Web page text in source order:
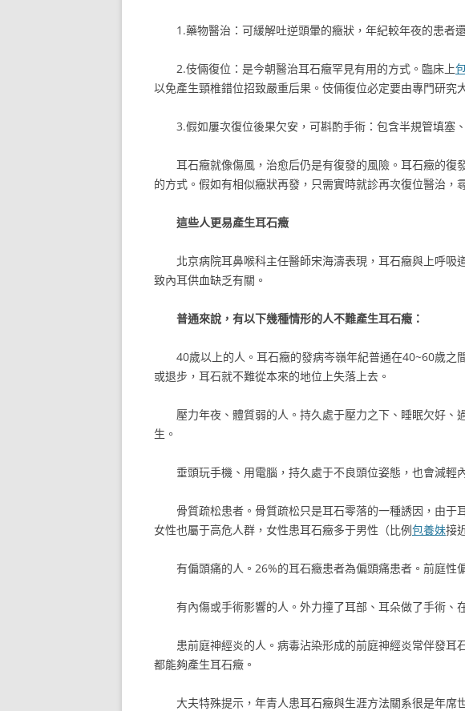
1.藥物醫治：可緩解吐逆頭暈的癥狀，年紀較年夜的患者
2.伎倆復位：是今朝醫治耳石癥罕見有用的方式。臨床上
以免產生頸椎錯位招致嚴重后果。伎倆復位必定要由專門研究
3.假如屢次復位後果欠安，可斟酌手術：包含半規管填塞
耳石癥就像傷風，治愈后仍是有復發的風險。耳石癥的
的方式。假如有相似癥狀再發，只需實時就診再次復位醫治，
這些人更易產生耳石癥
北京病院耳鼻喉科主任醫師宋海濤表現，耳石癥與上呼
致內耳供血缺乏有關。
普通來說，有以下幾種情形的人不難產生耳石癥：
40歲以上的人。耳石癥的發病岑嶺年紀普通在40~60歲
或退步，耳石就不難從本來的地位上失落上去。
壓力年夜、體質弱的人。持久處于壓力之下、睡眠欠好
生。
垂頭玩手機、用電腦，持久處于不良頭位姿態，也會減輕
骨質疏松患者。骨質疏松只是耳石零落的一種誘因，由
女性也屬于高危人群，女性患耳石癥多于男性（比例包養妹接
有偏頭痛的人。26%的耳石癥患者為偏頭痛患者。前庭性
有內傷或手術影響的人。外力撞了耳部、耳朵做了手術
患前庭神經炎的人。病毒沾染形成的前庭神經炎常伴發
都能夠產生耳石癥。
大夫特殊提示，年青人患耳石癥與生涯方法關系很是年